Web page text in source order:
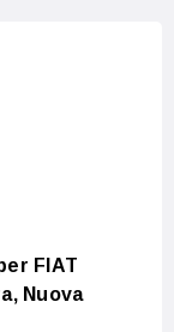
FIAT
Nuova